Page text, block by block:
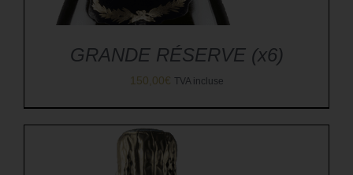
GRANDE RÉSERVE (x6)
150,00€ TVA incluse